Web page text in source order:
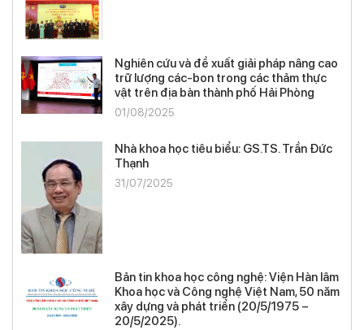
Nghiên cứu và đề xuất giải pháp nâng cao
trữ lượng các-bon trong các thảm thực
vật trên địa bàn thành phố Hải Phòng
01/08/2025
Nhà khoa học tiêu biểu: GS.TS. Trần Đức
Thạnh
31/07/2025
Bản tin khoa học công nghệ: Viện Hàn lâm
Khoa học và Công nghệ Việt Nam, 50 năm
xây dựng và phát triển (20/5/1975 –
20/5/2025).